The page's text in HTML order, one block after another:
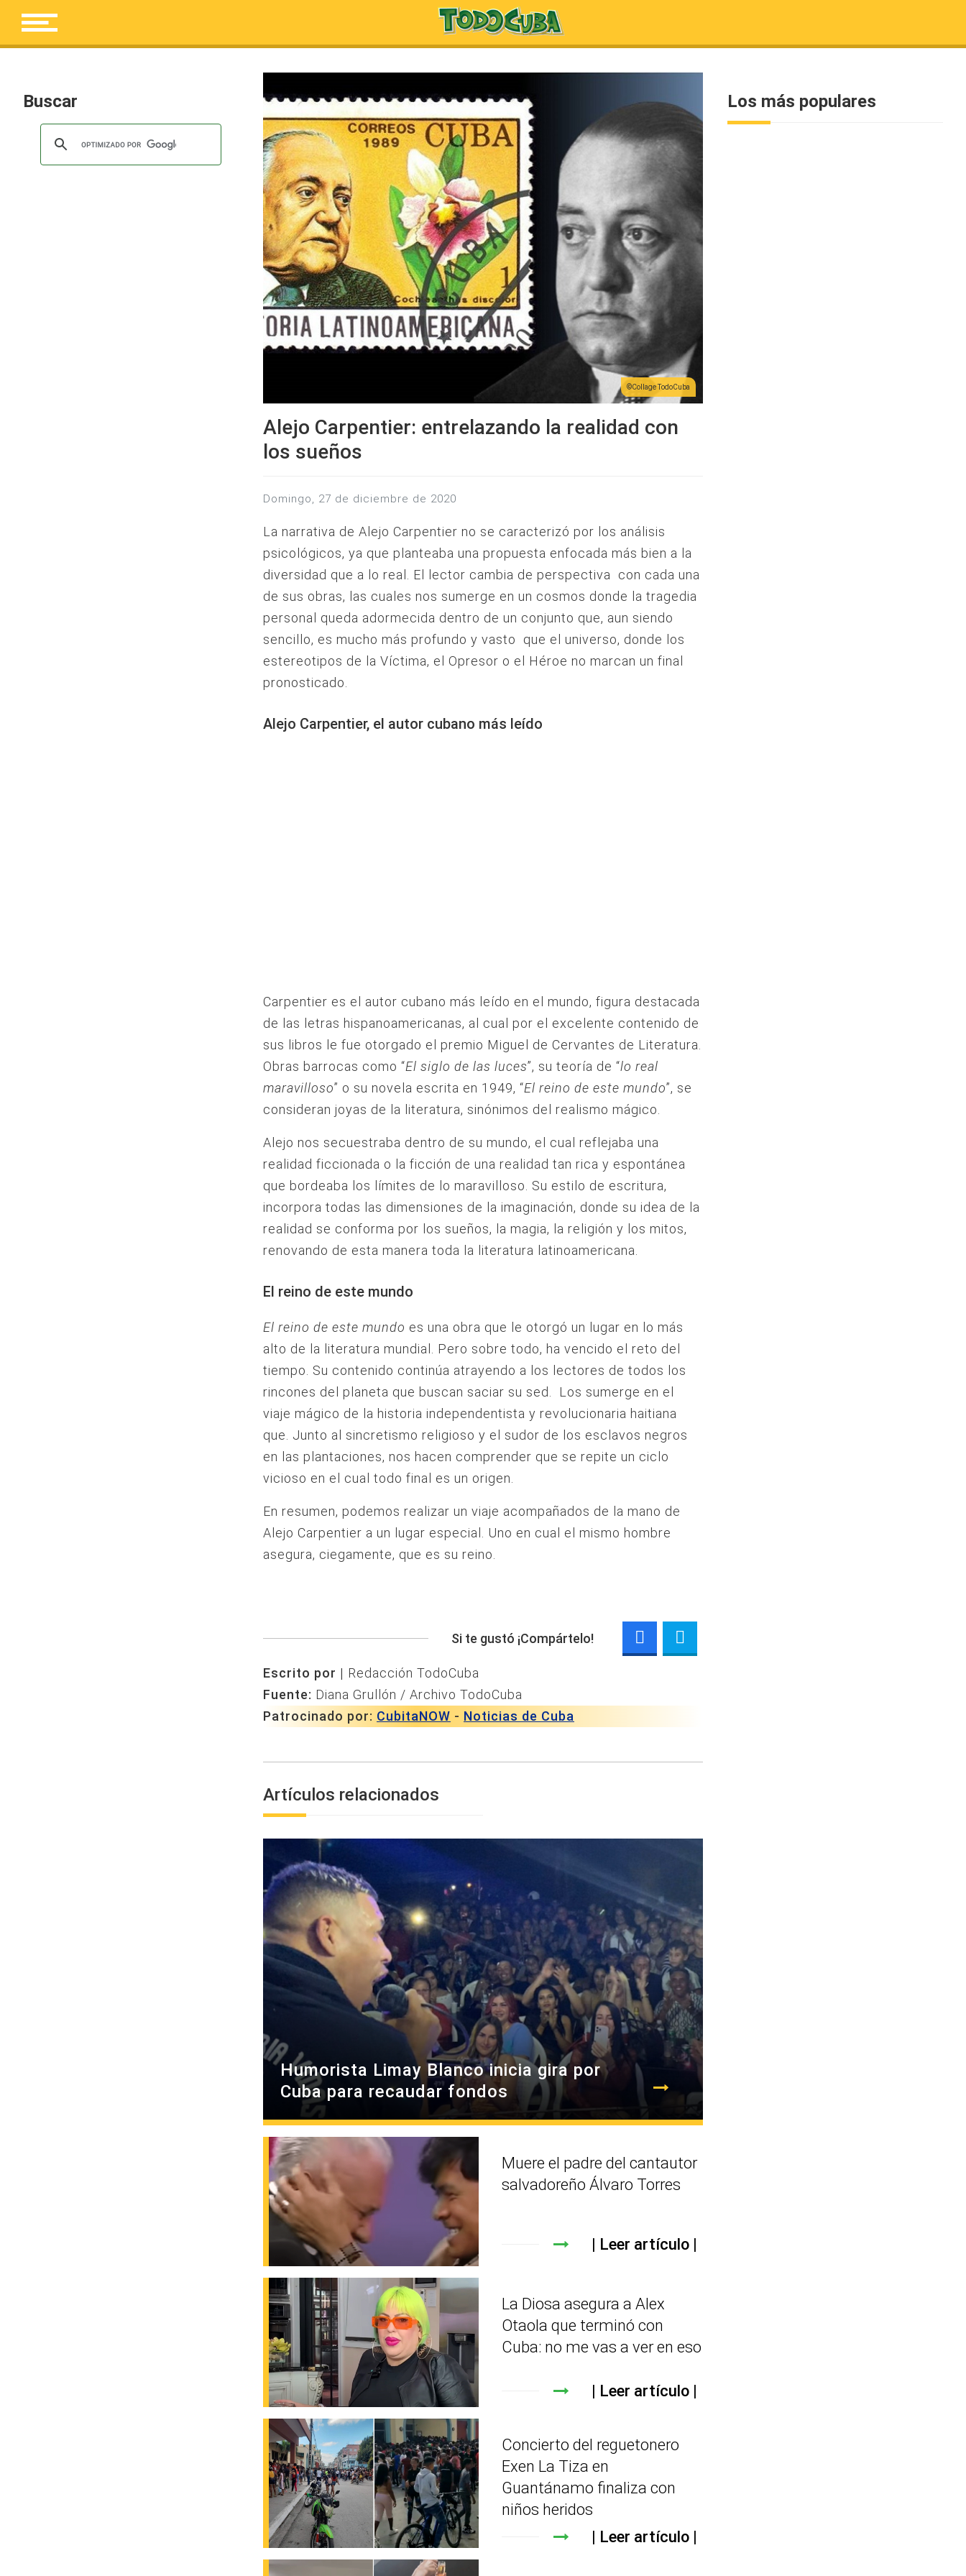
Buscar
Collage TodoCuba
Alejo Carpentier: entrelazando la realidad con
los sueños
domingo, 27 de diciembre de 2020
La narrativa de Alejo Carpentier no se caracterizó por los análisis
psicológicos, ya que planteaba una propuesta enfocada más bien a la
diversidad que a lo real. El lector cambia de perspectiva con cada una
de sus obras, las cuales nos sumerge en un cosmos donde la tragedia
personal queda adormecida dentro de un conjunto que, aun siendo
sencillo, es mucho más profundo y vasto que el universo, donde los
estereotipos de la Víctima, el Opresor o el Héroe no marcan un final
pronosticado.
Alejo Carpentier, el autor cubano más leído
Carpentier es el autor cubano más leído en el mundo, figura destacada
de las letras hispanoamericanas, al cual por el excelente contenido de
sus libros le fue otorgado el premio Miguel de Cervantes de Literatura.
Obras barrocas como “El siglo de las luces”, su teoría de “lo real
maravilloso” o su novela escrita en 1949, “El reino de este mundo”, se
consideran joyas de la literatura, sinónimos del realismo mágico.
Alejo nos secuestraba dentro de su mundo, el cual reflejaba una
realidad ficcionada o la ficción de una realidad tan rica y espontánea
que bordeaba los límites de lo maravilloso. Su estilo de escritura,
incorpora todas las dimensiones de la imaginación, donde su idea de la
realidad se conforma por los sueños, la magia, la religión y los mitos,
renovando de esta manera toda la literatura latinoamericana.
El reino de este mundo
El reino de este mundo es una obra que le otorgó un lugar en lo más
alto de la literatura mundial. Pero sobre todo, ha vencido el reto del
tiempo. Su contenido continúa atrayendo a los lectores de todos los
rincones del planeta que buscan saciar su sed. Los sumerge en el
viaje mágico de la historia independentista y revolucionaria haitiana
que. Junto al sincretismo religioso y el sudor de los esclavos negros
en las plantaciones, nos hacen comprender que se repite un ciclo
vicioso en el cual todo final es un origen.
En resumen, podemos realizar un viaje acompañados de la mano de
Alejo Carpentier a un lugar especial. Uno en cual el mismo hombre
asegura, ciegamente, que es su reino.
Si te gustó ¡Compártelo!
Escrito por | Redacción TodoCuba
Fuente: Diana Grullón / Archivo TodoCuba
Patrocinado por: CubitaNOW - Noticias de Cuba
Artículos relacionados
Humorista Limay Blanco inicia gira por
Cuba para recaudar fondos
Muere el padre del cantautor
salvadoreño Álvaro Torres
Leer artículo
La Diosa asegura a Alex
Otaola que terminó con
Cuba: no me vas a ver en eso
Leer artículo
Concierto del reguetonero
Exen La Tiza en
Guantánamo finaliza con
niños heridos
Leer artículo
Los más populares